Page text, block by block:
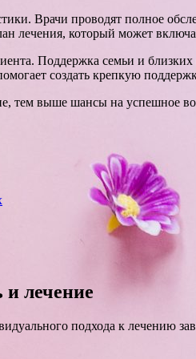
Врачи проводят полное
лечения, который может
Поддержка семьи и
создать крепкую
выше шансы на успешное
лечение
подхода к лечению